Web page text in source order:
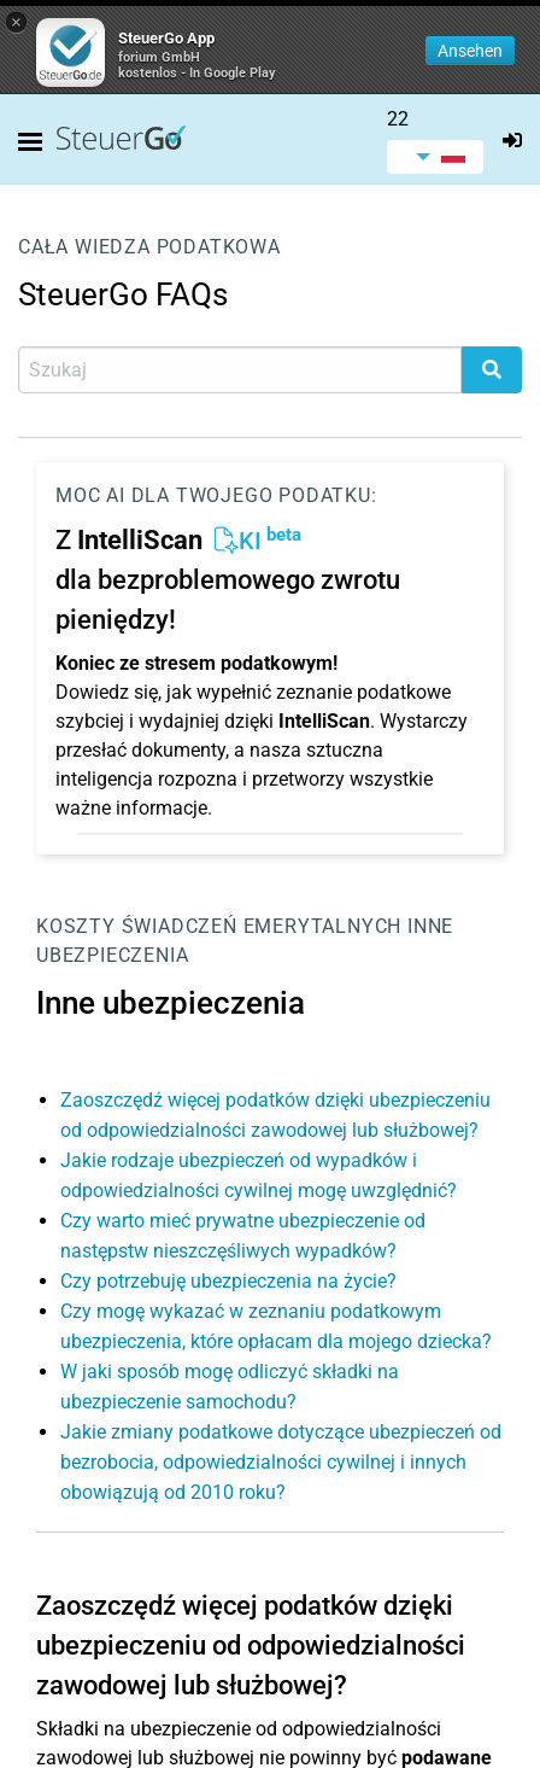
×
SteuerGo App
forium GmbH
kostenlos - In Google Play
Ansehen
22
CAŁA WIEDZA PODATKOWA
SteuerGo FAQs
MOC AI DLA TWOJEGO PODATKU:
Z IntelliScan KI beta
dla bezproblemowego zwrotu
pieniędzy!
Koniec ze stresem podatkowym!
Dowiedz się, jak wypełnić zeznanie podatkowe
szybciej i wydajniej dzięki IntelliScan. Wystarczy
przesłać dokumenty, a nasza sztuczna
inteligencja rozpozna i przetworzy wszystkie
ważne informacje.
KOSZTY ŚWIADCZEŃ EMERYTALNYCH INNE
UBEZPIECZENIA
Inne ubezpieczenia
Zaoszczędź więcej podatków dzięki ubezpieczeniu
od odpowiedzialności zawodowej lub służbowej?
Jakie rodzaje ubezpieczeń od wypadków i
odpowiedzialności cywilnej mogę uwzględnić?
Czy warto mieć prywatne ubezpieczenie od
następstw nieszczęśliwych wypadków?
Czy potrzebuję ubezpieczenia na życie?
Czy mogę wykazać w zeznaniu podatkowym
ubezpieczenia, które opłacam dla mojego dziecka?
W jaki sposób mogę odliczyć składki na
ubezpieczenie samochodu?
Jakie zmiany podatkowe dotyczące ubezpieczeń od
bezrobocia, odpowiedzialności cywilnej i innych
obowiązują od 2010 roku?
Zaoszczędź więcej podatków dzięki
ubezpieczeniu od odpowiedzialności
zawodowej lub służbowej?
Składki na ubezpieczenie od odpowiedzialności
zawodowej lub służbowej nie powinny być podawane